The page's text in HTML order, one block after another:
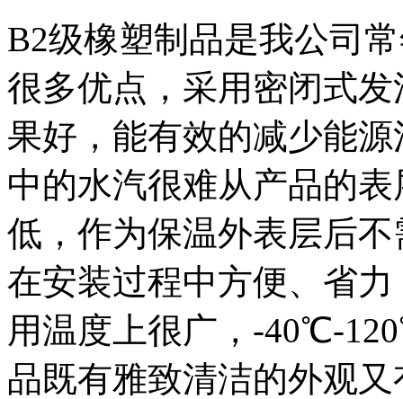
B2级橡塑制品是我公司
很多优点，采用密闭式
果好，能有效的减少能
中的水汽很难从产品的
低，作为保温外表层后
在安装过程中方便、省
用温度上很广，-40℃-
品既有雅致清洁的外观